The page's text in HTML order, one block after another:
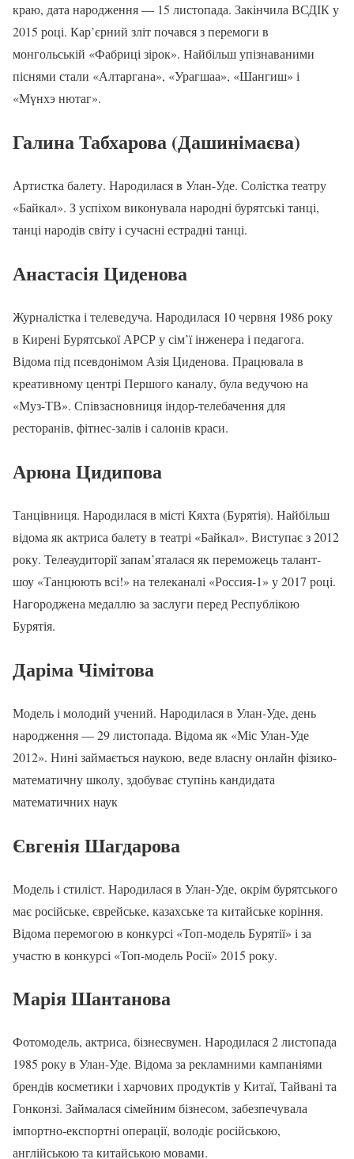
краю, дата народження — 15 листопада. Закінчила ВСДІК у
2015 році. Кар’єрний зліт почався з перемоги в
монгольській «Фабриці зірок». Найбільш упізнаваними
піснями стали «Алтаргана», «Урагшаа», «Шангиш» і
«Мүнхэ нютаг».
Галина Табхарова (Дашинімаєва)
Артистка балету. Народилася в Улан-Уде. Солістка театру
«Байкал». З успіхом виконувала народні бурятські танці,
танці народів світу і сучасні естрадні танці.
Анастасія Циденова
Журналістка і телеведуча. Народилася 10 червня 1986 року
в Кирені Бурятської АРСР у сім’ї інженера і педагога.
Відома під псевдонімом Азія Циденова. Працювала в
креативному центрі Першого каналу, була ведучою на
«Муз-ТВ». Співзасновниця індор-телебачення для
ресторанів, фітнес-залів і салонів краси.
Арюна Цидипова
Танцівниця. Народилася в місті Кяхта (Бурятія). Найбільш
відома як актриса балету в театрі «Байкал». Виступає з 2012
року. Телеаудиторії запам’яталася як переможець талант-
шоу «Танцюють всі!» на телеканалі «Россия-1» у 2017 році.
Нагороджена медаллю за заслуги перед Республікою
Бурятія.
Даріма Чімітова
Модель і молодий учений. Народилася в Улан-Уде, день
народження — 29 листопада. Відома як «Міс Улан-Уде
2012». Нині займається наукою, веде власну онлайн фізико-
математичну школу, здобуває ступінь кандидата
математичних наук
Євгенія Шагдарова
Модель і стиліст. Народилася в Улан-Уде, окрім бурятського
має російське, єврейське, казахське та китайське коріння.
Відома перемогою в конкурсі «Топ-модель Бурятії» і за
участю в конкурсі «Топ-модель Росії» 2015 року.
Марія Шантанова
Фотомодель, актриса, бізнесвумен. Народилася 2 листопада
1985 року в Улан-Уде. Відома за рекламними кампаніями
брендів косметики і харчових продуктів у Китаї, Тайвані та
Гонконзі. Займалася сімейним бізнесом, забезпечувала
імпортно-експортні операції, володіє російською,
англійською та китайською мовами.